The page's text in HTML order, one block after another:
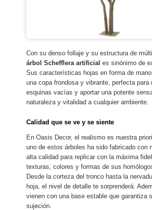
Con su denso follaje y su estructura de
árbol Schefflera artificial es sinónimo de
Sus características hojas en forma de
una copa frondosa y vibrante, perfecta para
esquinas vacías y aportar una potente
naturaleza y vitalidad a cualquier ambiente.
Calidad que se ve y se siente
En Oasis Decor, el realismo es nuestra
uno de estos árboles ha sido fabricado con
alta calidad para replicar con la máxima
texturas, colores y formas de sus
Desde la corteza del tronco hasta la
hoja, el nivel de detalle te sorprenderá.
vienen con una base estable que garantiza
sujeción.